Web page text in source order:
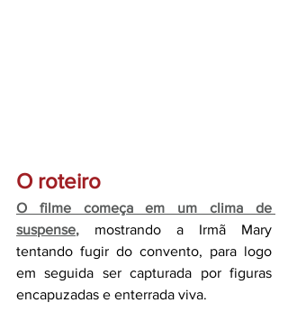
O roteiro
O filme começa em um clima de
suspense, mostrando a Irmã Mary
tentando fugir do convento, para logo
em seguida ser capturada por figuras
encapuzadas e enterrada viva.